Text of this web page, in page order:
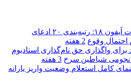
واقعیت‌سنجی شایعات آیفون ۱۸: رتبه‌بندی ۲۰ ادعای
وقوع 2 هفته
برای واگذاری حق نام‌گذاری استادیوم
نجومی شیاطین سرخ 3 هفته
کامل استعلام وضعیت واریز یارانه